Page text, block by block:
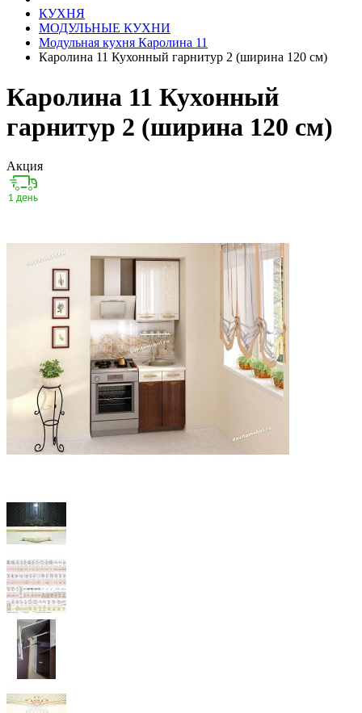
КУХНЯ
МОДУЛЬНЫЕ КУХНИ
Модульная кухня Каролина 11
Каролина 11 Кухонный гарнитур 2 (ширина 120 см)
Каролина 11 Кухонный
гарнитур 2 (ширина 120 см)
Акция